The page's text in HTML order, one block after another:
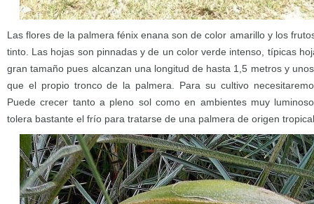
Las flores de la palmera fénix enana son de color amarillo y los
tinto. Las hojas son pinnadas y de un color verde intenso, típicas
gran tamaño pues alcanzan una longitud de hasta 1,5 metros y
que el propio tronco de la palmera. Para su cultivo
Puede crecer tanto a pleno sol como en ambientes muy
tolera bastante el frío para tratarse de una palmera de origen